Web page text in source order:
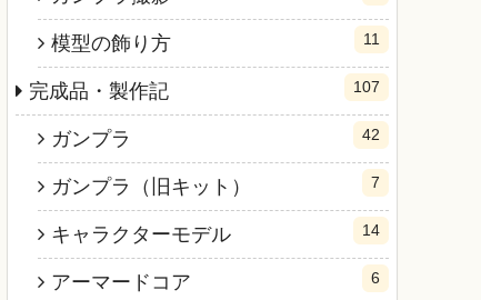
模型の飾り方 11
完成品・製作記 107
ガンプラ 42
ガンプラ（旧キット） 7
キャラクターモデル 14
アーマードコア 6